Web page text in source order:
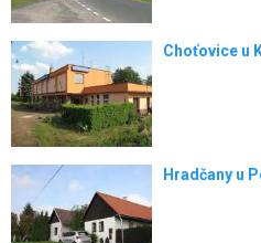
Choťovice u
Hradčany u